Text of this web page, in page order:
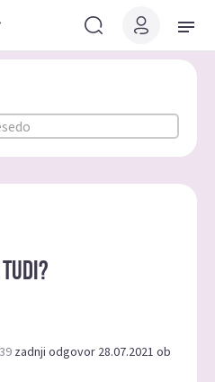
tudi?
zadnji odgovor 28.07.2021 ob